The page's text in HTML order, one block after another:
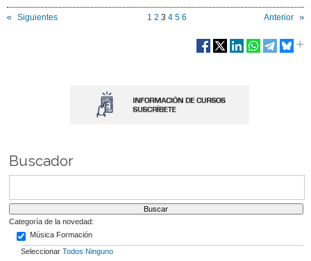
Siguientes Anterior
1 2 3 4 5 6
Buscador
Categoría de la novedad:
Música Formación
Seleccionar Todos Ninguno